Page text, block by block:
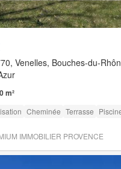
Venelles, Bouches-du-
m²
Cheminée Terrasse
IMMOBILIER PROVENCE